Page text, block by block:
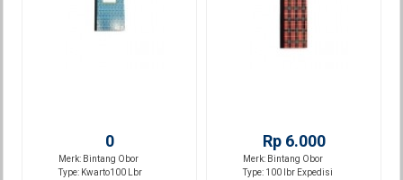
0
Merk: Bintang Obor
Type: Kwarto100 Lbr
Rp 6.000
Merk: Bintang Obor
Type: 100 lbr Expedisi